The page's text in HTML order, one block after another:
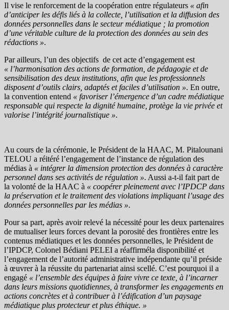
Il vise le renforcement de la coopération entre régulateurs « afin
d’anticiper les défis liés à la collecte, l’utilisation et la diffusion des
données personnelles dans le secteur médiatique ; la promotion
d’une véritable culture de la protection des données au sein des
rédactions ».
Par ailleurs, l’un des objectifs de cet acte d’engagement est
« l’harmonisation des actions de formation, de pédagogie et de
sensibilisation des deux institutions, afin que les professionnels
disposent d’outils clairs, adaptés et faciles d’utilisation ». En outre,
la convention entend « favoriser l’émergence d’un cadre médiatique
responsable qui respecte la dignité humaine, protège la vie privée et
valorise l’intégrité journalistique ».
Au cours de la cérémonie, le Président de la HAAC, M. Pitalounani
TELOU a réitéré l’engagement de l’instance de régulation des
médias à « intégrer la dimension protection des données à caractère
personnel dans ses activités de régulation ». Aussi a-t-il fait part de
la volonté de la HAAC à « coopérer pleinement avec l’IPDCP dans
la préservation et le traitement des violations impliquant l’usage des
données personnelles par les médias ».
Pour sa part, après avoir relevé la nécessité pour les deux partenaires
de mutualiser leurs forces devant la porosité des frontières entre les
contenus médiatiques et les données personnelles, le Président de
l’IPDCP, Colonel Bédiani PELEI a réaffirméla disponibilité et
l’engagement de l’autorité administrative indépendante qu’il préside
à œuvrer à la réussite du partenariat ainsi scellé. C’est pourquoi il a
engagé « l’ensemble des équipes à faire vivre ce texte, à l’incarner
dans leurs missions quotidiennes, à transformer les engagements en
actions concrètes et à contribuer à l’édification d’un paysage
médiatique plus protecteur et plus éthique. »